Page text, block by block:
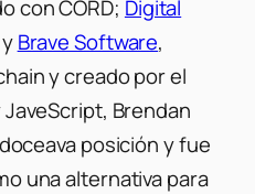
con CORD; Digital
Brave Software,
y creado por el
Brendan
posición y fue
una alternativa para